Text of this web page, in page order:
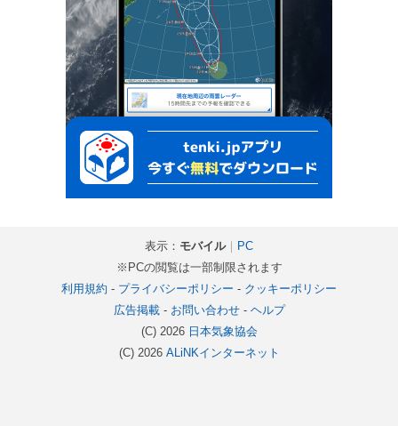
表示： モバイル｜
PC
※PCの閲覧は一部制限されます
利用規約 - プライバシーポリシー - クッキーポリシー
広告掲載- お問い合わせ- ヘルプ
(C) 2026 日本気象協会
(C) 2026 ALiNKインターネット